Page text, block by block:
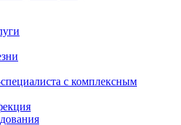
с комплексным